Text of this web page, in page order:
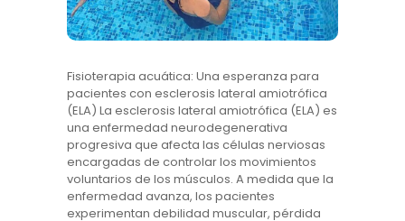
Fisioterapia acuática: Una esperanza para
pacientes con esclerosis lateral amiotrófica
(ELA) La esclerosis lateral amiotrófica (ELA) es
una enfermedad neurodegenerativa
progresiva que afecta las células nerviosas
encargadas de controlar los movimientos
voluntarios de los músculos. A medida que la
enfermedad avanza, los pacientes
experimentan debilidad muscular, pérdida